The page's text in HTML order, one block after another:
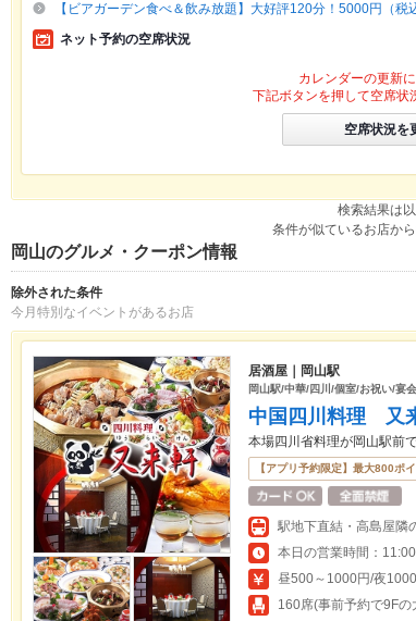
【ビアガーデン食べ＆飲み放題】大好評120分！5000円（税
ネット予約の空席状況
カレンダーの更新
下記ボタンを押して空席状
空席状況を
検索結果は以
条件が似ているお店か
岡山のグルメ・クーポン情報
除外された条件
今月特別なイベントがあるお店
居酒屋｜岡山駅
岡山駅/中華/四川/個室/お祝い/宴
中国四川料理 又
本場四川省料理が岡山駅前
【アプリ予約限定】最大800ポ
駅地下直結・高島屋隣
本日の営業時間：
昼500～1000円/夜
160席(事前予約で9F